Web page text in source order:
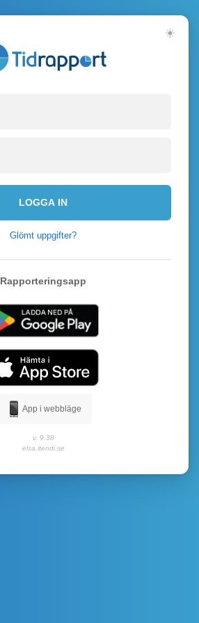
☀️
LOGGA IN
Glömt uppgifter?
Rapporteringsapp
App i webbläge
v. 9.38
elsa.itendi.se